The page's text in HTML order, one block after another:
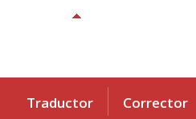
Traductor Corrector